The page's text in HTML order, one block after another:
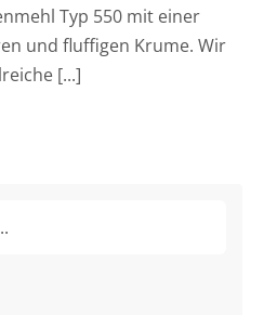
Typ 550 mit einer
und fluffigen Krume. Wir
[...]